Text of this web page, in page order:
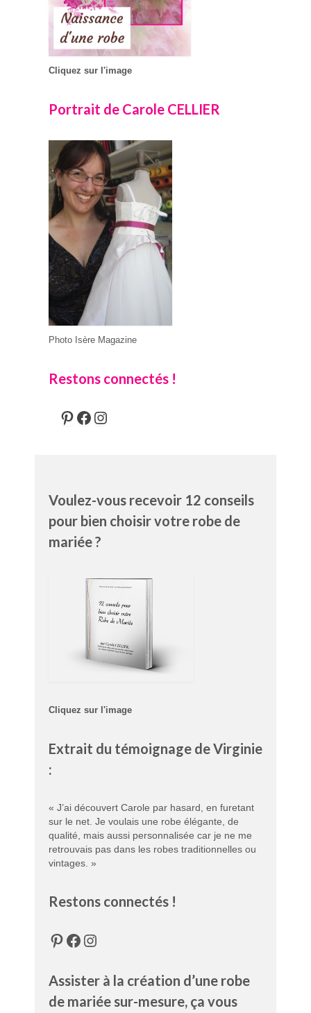
Cliquez sur l'image
Portrait de Carole CELLIER
Photo Isère Magazine
Restons connectés !
Pinterest
Facebook
Instagram
Voulez-vous recevoir 12 conseils
pour bien choisir votre robe de
mariée ?
Cliquez sur l'image
Extrait du témoignage de Virginie
:
« J’ai découvert Carole par hasard, en furetant
sur le net. Je voulais une robe élégante, de
qualité, mais aussi personnalisée car je ne me
retrouvais pas dans les robes traditionnelles ou
vintages. »
Restons connectés !
Pinterest
Facebook
Instagram
Assister à la création d’une robe
de mariée sur-mesure, ça vous